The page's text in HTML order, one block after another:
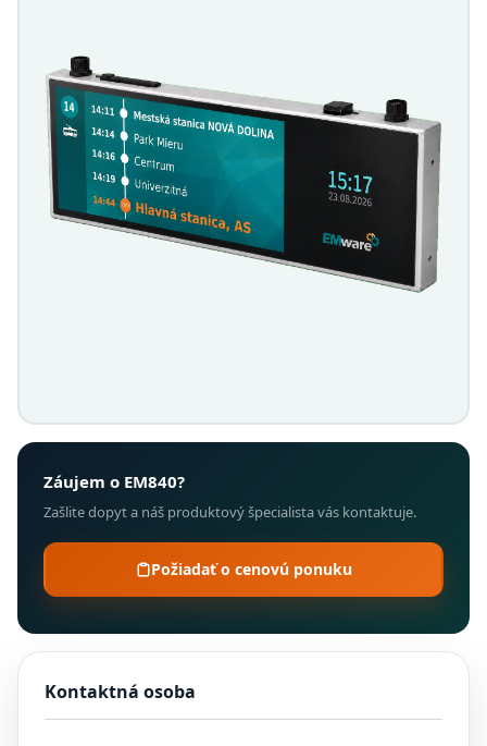
Záujem o EM840?
Zašlite dopyt a náš produktový špecialista vás kontaktuje.
Požiadať o cenovú ponuku
Kontaktná osoba